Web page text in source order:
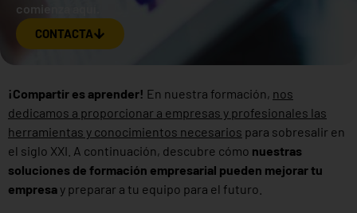
comienza aquí.
CONTACTA
¡Compartir es aprender! En nuestra formación, nos
dedicamos a proporcionar a empresas y profesionales las
herramientas y conocimientos necesarios para sobresalir en
el siglo XXI. A continuación, descubre cómo nuestras
soluciones de formación empresarial pueden mejorar tu
empresa y preparar a tu equipo para el futuro.